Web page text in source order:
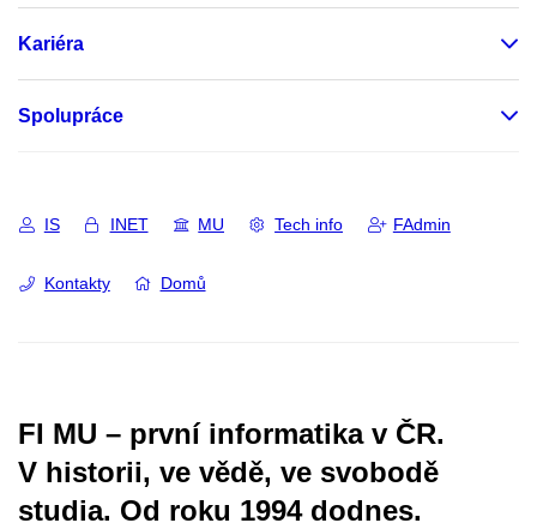
Kariéra
Spolupráce
IS INET MU Tech info FAdmin
Kontakty Domů
FI MU – první informatika v ČR.
V historii, ve vědě, ve svobodě
studia. Od roku 1994 dodnes.